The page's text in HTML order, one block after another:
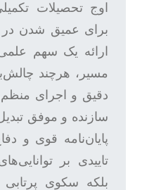
اوج تحصیلات
برای عمیق شدن
ارائه یک سهم
مسیر، هرچند
دقیق و اجرای
سازنده و موفق
پایان‌نامه قوی و
تاییدی بر
بلکه سکوی پرتابی